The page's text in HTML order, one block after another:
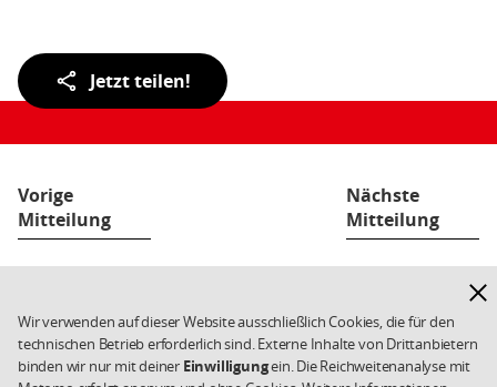
Wir verwenden auf dieser Website ausschließlich Cookies, die für den
technischen Betrieb erforderlich sind. Externe Inhalte von Drittanbietern
binden wir nur mit deiner Einwilligungein. Die Reichweitenanalyse mit
Teilen
der
Jetzt teilen!
Vorige
Mitteilung
Nächste
Mitteilung
Links/Kleingedrucktes
Impressum
Cookies
Copyright 2026 SPD